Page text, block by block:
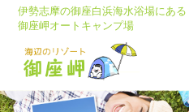
伊勢志摩の御座白浜海水浴場にある
御座岬オートキャンプ場